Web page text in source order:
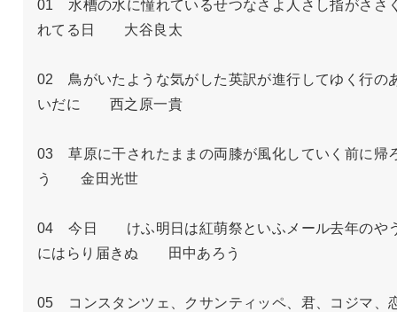
01　水槽の水に憧れているせつなさよ人さし指がささ
れてる日　　大谷良太
02　鳥がいたような気がした英訳が進行してゆく行の
いだに　　西之原一貴
03　草原に干されたままの両膝が風化していく前に帰
う　　金田光世
04　今日　　けふ明日は紅萌祭といふメール去年のや
にはらり届きぬ　　田中あろう
05　コンスタンツェ、クサンティッペ、君、コジマ、